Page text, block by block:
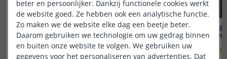
Solarlamp Vogue
Warm wit licht
(280 reviews)
Solar
Warm
beter en persoonlijker. Dankzij functionele cookies werkt
de website goed. Ze hebben ook een analytische functie.
Zo maken we de website elke dag een beetje beter.
Daarom gebruiken we technologie om uw gedrag binnen
en buiten onze website te volgen. We gebruiken uw
gegevens voor het personaliseren van advertenties. Dat